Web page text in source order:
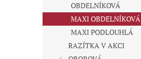
n
e
OBDELNÍKOVÁ
MAXI OBDELNÍKOVÁ
MAXI PODLOUHLÁ
RAZÍTKA V AKCI